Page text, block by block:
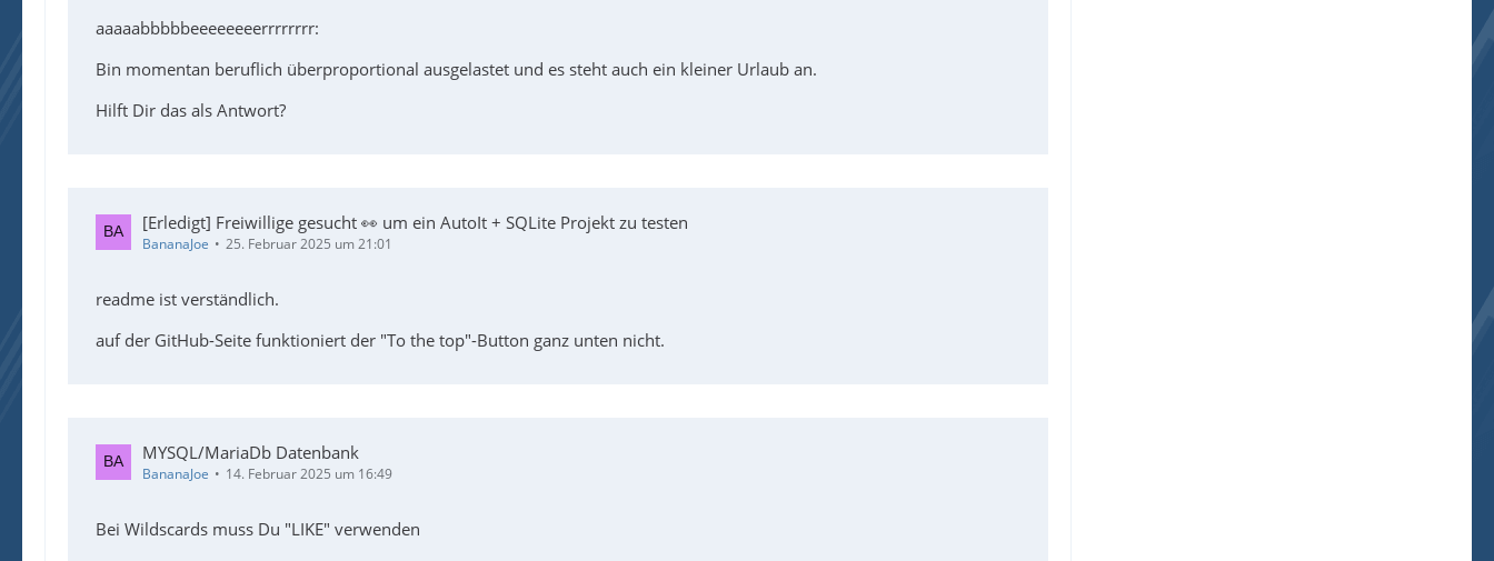
aaaaabbbbbeeeeeeeerrrrrrrr:
Bin momentan beruflich überproportional ausgelastet und es steht auch ein kleiner Urlaub an.
Hilft Dir das als Antwort?
[Erledigt] Freiwillige gesucht 👀 um ein AutoIt + SQLite Projekt zu testen
BananaJoe 25. Februar 2025 um 21:01
readme ist verständlich.
auf der GitHub-Seite funktioniert der "To the top"-Button ganz unten nicht.
MYSQL/MariaDb Datenbank
BananaJoe 14. Februar 2025 um 16:49
Bei Wildscards muss Du "LIKE" verwenden